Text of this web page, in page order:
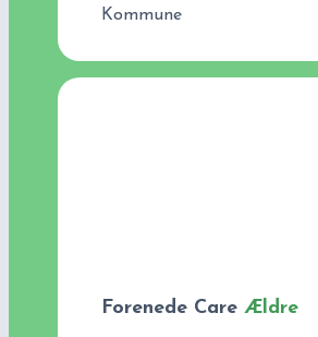
Kommune
Forenede Care Ældre